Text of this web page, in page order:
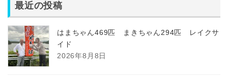
最近の投稿
はまちゃん469匹 まきちゃん294匹 レイクサ
イド
2026年8月8日